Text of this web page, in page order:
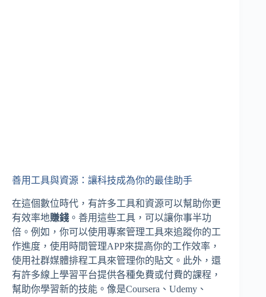
善用工具與資源：讓科技成為你的最佳助手
在這個數位時代，有許多工具和資源可以幫助你更
有效率地賺錢 。善用這些工具，可以讓你事半功
倍。例如，你可以使用專案管理工具來追蹤你的工
作進度，使用時間管理APP來提高你的工作效率，
使用社群媒體排程工具來管理你的貼文。此外，還
有許多線上學習平台提供各種免費或付費的課程，
幫助你學習新的技能。像是Coursera、Udemy、